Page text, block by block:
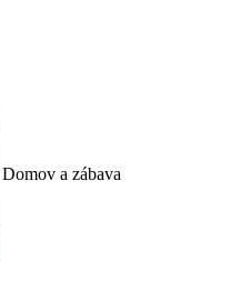
Domov a zábava